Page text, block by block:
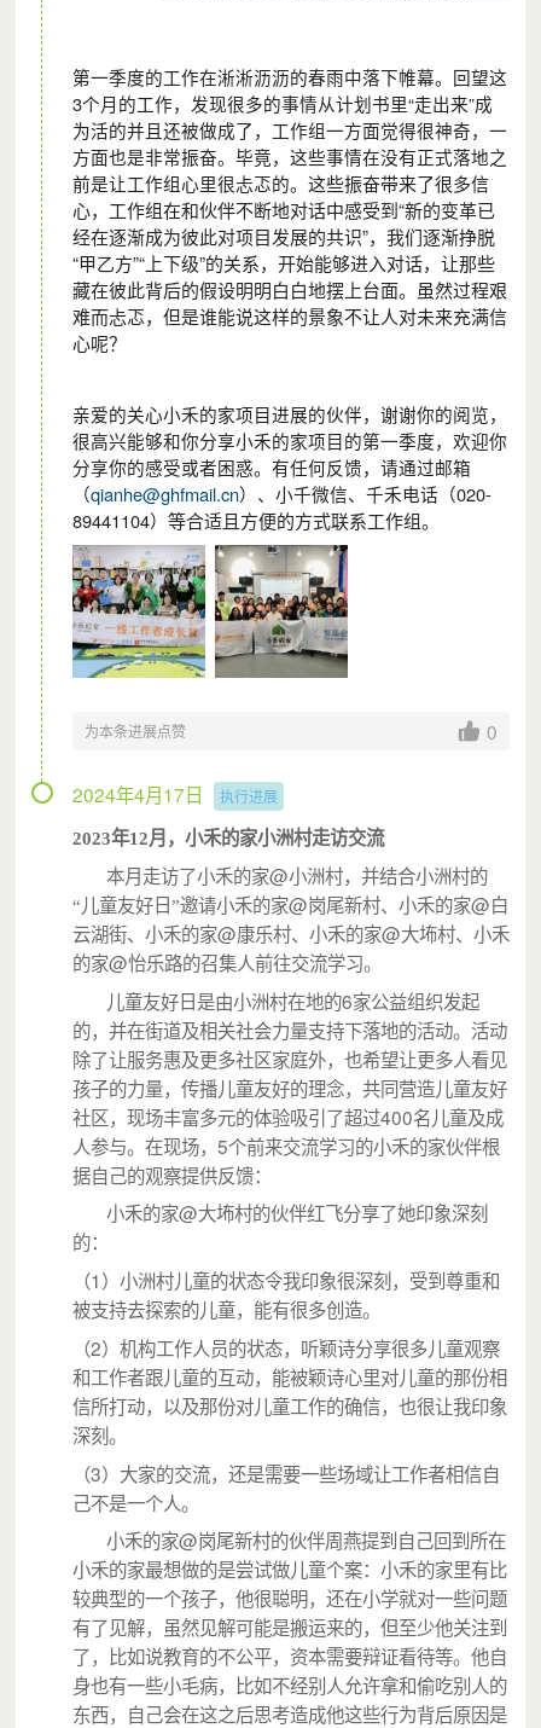
第一季度的工作在淅淅沥沥的春雨中落下帷幕。回望这
3个月的工作，发现很多的事情从计划书里“走出来”成
为活的并且还被做成了，工作组一方面觉得很神奇，一
方面也是非常振奋。毕竟，这些事情在没有正式落地之
前是让工作组心里很忐忑的。 这些振奋带来了很多信
心，工作组在和伙伴不断地对话中感受到“新的变革已
经在逐渐成为彼此对项目发展的共识”，我们逐渐挣脱
“甲乙方”“上下级”的关系，开始能够进入对话，让那些
藏在彼此背后的假设明明白白地摆上台面。虽然过程艰
难而忐忑，但是谁能说这样的景象不让人对未来充满信
心呢？
亲爱的关心小禾的家项目进展的伙伴，谢谢你的阅览，
很高兴能够和你分享小禾的家项目的第一季度，欢迎你
分享你的感受或者困惑。有任何反馈，请通过邮箱
（qianhe@ghfmail.cn） 、小千微信、千禾电话 （020-
89441104） 等合适且方便的方式联系工作组。
为本条进展点赞 0
2024年4月17日 执行进展
2023年12月，小禾的家小洲村走访交流
本月走访了小禾的家@小洲村，并结合小洲村的
“儿童友好日”邀请小禾的家@岗尾新村、小禾的家@白
云湖街、小禾的家@康乐村、小禾的家@大㘵村、小禾
的家@怡乐路的召集人前往交流学习。
儿童友好日是由小洲村在地的6家公益组织发起
的，并在街道及相关社会力量支持下落地的活动。活动
除了让服务惠及更多社区家庭外，也希望让更多人看见
孩子的力量，传播儿童友好的理念，共同营造儿童友好
社区，现场丰富多元的体验吸引了超过400名儿童及成
人参与。在现场， 5个前来交流学习的小禾的家伙伴根
据自己的观察提供反馈：
小禾的家@大㘵村的伙伴红飞分享了她印象深刻
的：
（1 ）小洲村儿童的状态令我印象很深刻，受到尊重和
被支持去探索的儿童，能有很多创造。
（2）机构工作人员的状态，听颖诗分享很多儿童观察
和工作者跟儿童的互动，能被颖诗心里对儿童的那份相
信所打动，以及那份对儿童工作的确信，也很让我印象
深刻。
（3）大家的交流，还是需要一些场域让工作者相信自
己不是一个人。
小禾的家@岗尾新村的伙伴周燕提到自己回到所在
小禾的家最想做的是尝试做儿童个案：小禾的家里有比
较典型的一个孩子，他很聪明，还在小学就对一些问题
有了见解，虽然见解可能是搬运来的，但至少他关注到
了，比如说教育的不公平，资本需要辩证看待等。他自
身也有一些小毛病，比如不经别人允许拿和偷吃别人的
东西，自己会在这之后思考造成他这些行为背后原因是